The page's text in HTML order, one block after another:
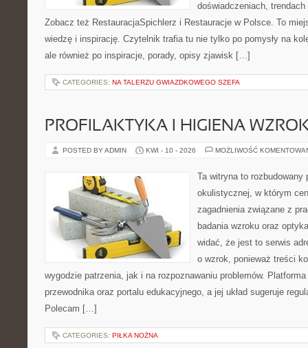
doświadczeniach,
Zobacz też RestauracjaSpichlerz i Restauracje w Polsce. To
wiedzę i inspirację. Czytelnik trafia tu nie tylko po pomysły na
ale również po inspiracje, porady, opisy zjawisk […]
CATEGORIES: NA TALERZU GWIAZDKOWEGO SZEFA
PROFILAKTYKA I HIGIENA
POSTED BY ADMIN KWI - 10 - 2026 MOŻLIWOŚĆ
Ta witryna to
okulistycznej, w którym
zagadnienia związane z
badania wzroku oraz
widać, że jest to serwis
o wzrok, ponieważ treści
wygodzie patrzenia, jak i na rozpoznawaniu problemów.
przewodnika oraz portalu edukacyjnego, a jej układ sugeruje
Polecam […]
CATEGORIES: PIŁKA NOŻNA